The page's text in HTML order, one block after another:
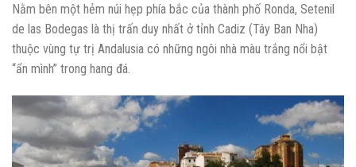
Nằm bên một hẻm núi hẹp phía bắc của thành phố Ronda, Setenil
de las Bodegas là thị trấn duy nhất ở tỉnh Cadiz (Tây Ban Nha)
thuộc vùng tự trị Andalusia có những ngôi nhà màu trắng nổi bật
“ẩn mình” trong hang đá.